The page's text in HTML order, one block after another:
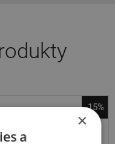
-15%
75
×
a